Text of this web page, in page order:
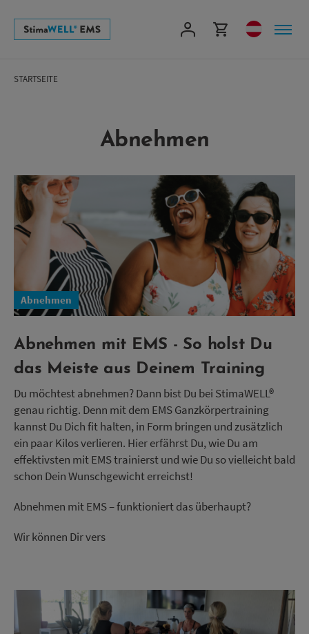
Inhalt
STARTSEITE
Abnehmen
Abnehmen
Abnehmen mit EMS - So holst Du
das Meiste aus Deinem Training
Du möchtest abnehmen? Dann bist Du bei StimaWELL®
genau richtig. Denn mit dem EMS Ganzkörpertraining
kannst Du Dich fit halten, in Form bringen und zusätzlich
ein paar Kilos verlieren. Hier erfährst Du, wie Du am
effektivsten mit EMS trainierst und wie Du so vielleicht bald
schon Dein Wunschgewicht erreichst!
Abnehmen mit EMS – funktioniert das überhaupt?
Wir können Dir vers